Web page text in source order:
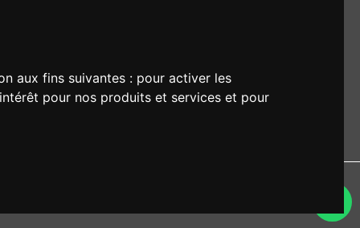
aux fins suivantes : pour activer les
pour nos produits et services et pour